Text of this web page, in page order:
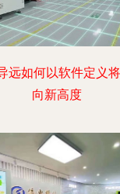
远如何以软件定义
向新高度